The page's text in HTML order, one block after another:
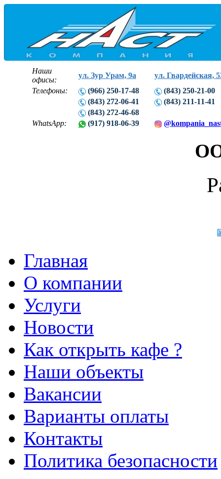
Наши
офисы:
ул. Зур Урам, 9а
ул. Гвардейская,
Телефоны:
(966) 250-17-48
(843) 250-21-00
(843) 272-06-41
(843) 211-11-41
(843) 272-46-68
WhatsApp:
(917) 918-06-39
Главная
О компании
Услуги
Новости
Как открыть кафе ?
Наши объекты
Вакансии
Варианты оплаты
Контакты
Политика безопасности